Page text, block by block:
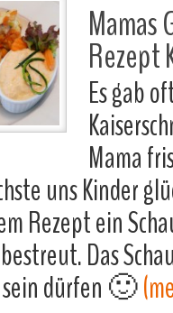
Mamas
Rezept
Es gab
Mama
uns Kinder
Rezept ein
Das
sein dürfen 🙂